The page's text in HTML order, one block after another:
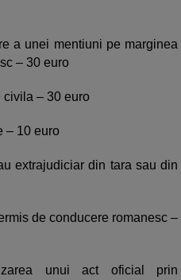
a unei mentiuni pe marginea
– 30 euro
civila – 30 euro
– 10 euro
extrajudiciar din tara sau din
de conducere romanesc –
unui act oficial prin